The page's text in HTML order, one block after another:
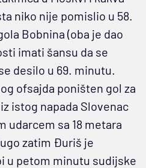
niko nije pomislio u 58.
Bobnina (oba je dao
imati šansu da se
desilo u 69. minutu.
ofsajda poništen gol za
istog napada Slovenac
udarcem sa 18 metara
zatim Đuriš je
u petom minutu sudijske